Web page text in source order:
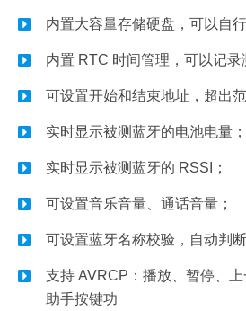
内置大容量存储硬盘，可以自
内置 RTC 时间管理，可以记录
可设置开始和结束地址，超出
实时显示被测蓝牙的电池电量；
实时显示被测蓝牙的 RSSI；
可设置音乐音量、通话音量；
可设置蓝牙名称校验，自动判
支持 AVRCP：播放、暂停、
助手按键功